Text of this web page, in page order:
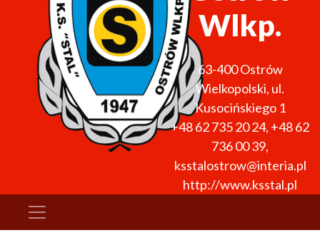
Wlkp.
63-400 Ostrów
Wielkopolski, ul.
Kusocińskiego 1
+48 62 735 20 24, +48 62
736 00 39,
ksstalostrow@interia.pl
http://www.ksstal.pl